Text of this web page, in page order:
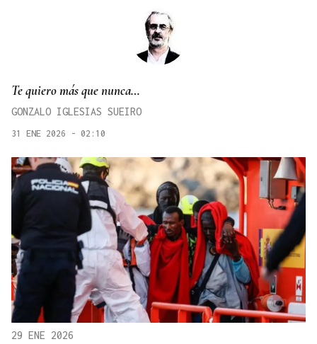
Te quiero más que nunca…
GONZALO IGLESIAS SUEIRO
31 ENE 2026 - 02:10
29 ENE 2026